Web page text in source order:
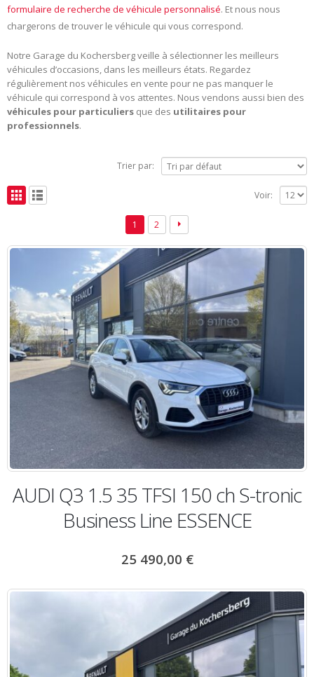
formulaire de recherche de véhicule personnalisé. Et nous nous
chargerons de trouver le véhicule qui vous correspond.
Notre Garage du Kochersberg veille à sélectionner les meilleurs
véhicules d’occasions, dans les meilleurs états. Regardez
régulièrement nos véhicules en vente pour ne pas manquer le
véhicule qui correspond à vos attentes. Nous vendons aussi bien des
véhicules pour particuliers que des utilitaires pour
professionnels.
Trier par:
Voir:
1 2
AUDI Q3 1.5 35 TFSI 150 ch S-tronic
Business Line ESSENCE
25 490,00 €